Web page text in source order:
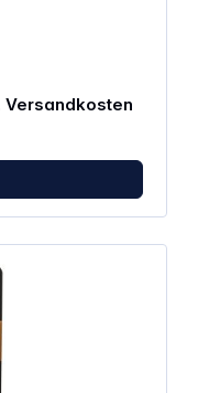
bis max. 4 cm
Versandkosten